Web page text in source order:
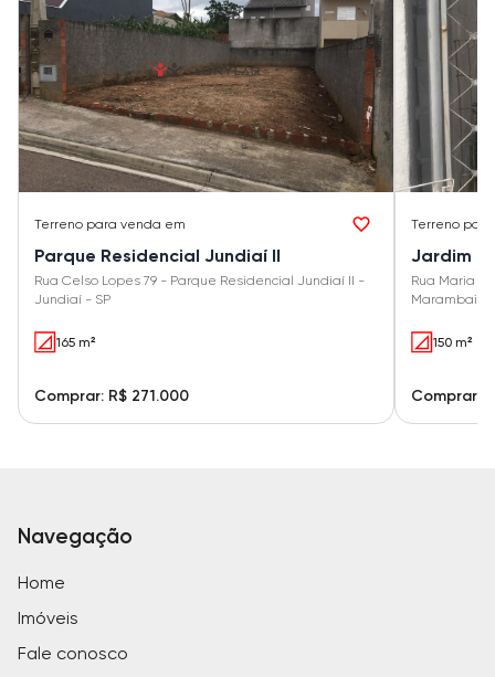
Terreno para venda em
Parque Residencial Jundiaí II
Rua Celso Lopes 79 - Parque Residencial Jundiaí II -
Jundiaí - SP
165 m²
Comprar: R$ 271.000
Terreno
Jardim
Rua Maria
Marambaia
150 m²
Comprar:
Navegação
Home
Imóveis
Fale conosco